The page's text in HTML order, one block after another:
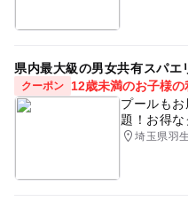
県内最大級の男女共有スパエ
クーポン
12歳未満のお子様
プールも
題！お得な
埼玉県羽